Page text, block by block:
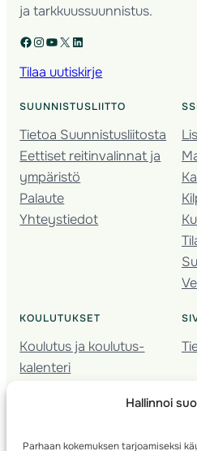
Hallinnoi
Parhaan kokemuksen tarjoamiseksi
ja tarkkuussuunnistus.
Facebook Instagram YouTube X LinkedIn
Tilaa uutiskirje
SUUNNISTUSLIITTO
Tietoa Suunnistusliitosta
Eettiset reitinvalinnat ja
ympäristö
Palaute
Yhteystiedot
KOULUTUKSET
Koulutus ja koulutus­
kalenteri
Seura­kehittäminen